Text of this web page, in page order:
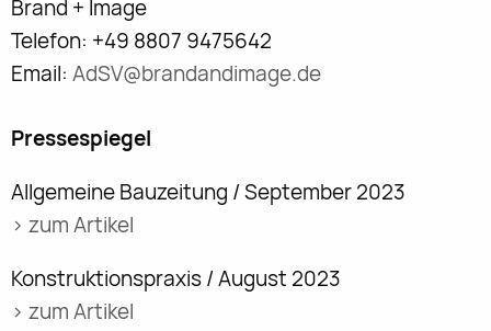
Brand + Image
Telefon: +49 8807 9475642
Email: AdSV@brandandimage.de
Pressespiegel
Allgemeine Bauzeitung / September 2023
> zum Artikel
Konstruktionspraxis / August 2023
> zum Artikel